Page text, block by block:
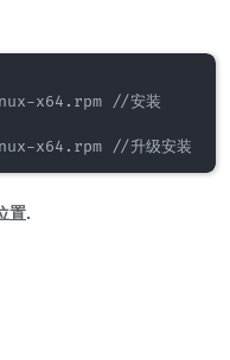
x64.rpm //安装
置.